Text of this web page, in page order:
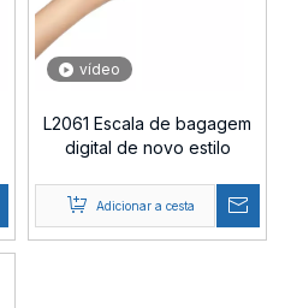
vídeo
L2061 Escala de bagagem
digital de novo estilo
Adicionar a cesta